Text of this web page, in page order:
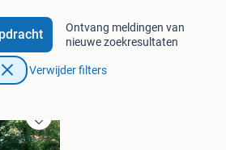
Ontvang meldingen van
nieuwe zoekresultaten
Verwijder filters
Bewaren
in